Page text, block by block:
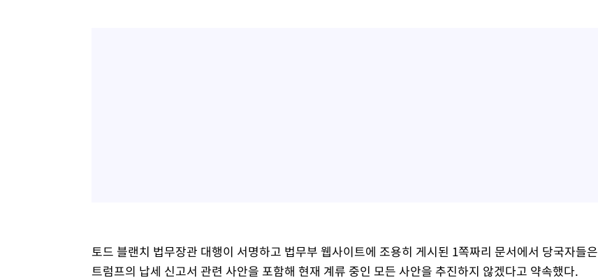
토드 블랜치 법무장관 대행이 서명하고 법무부 웹사이트에 조용히 게시된 1쪽짜리 문서에서 당국자들은
트럼프의 납세 신고서 관련 사안을 포함해 현재 계류 중인 모든 사안을 추진하지 않겠다고 약속했다.